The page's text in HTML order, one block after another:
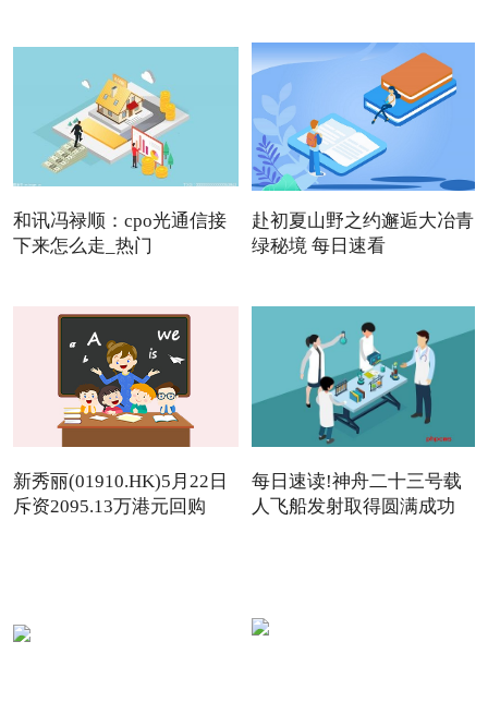
和讯冯禄顺：cpo光通信接
下来怎么走_热门
赴初夏山野之约邂逅大冶青
绿秘境 每日速看
新秀丽(01910.HK)5月22日
斥资2095.13万港元回购
每日速读!神舟二十三号载
人飞船发射取得圆满成功